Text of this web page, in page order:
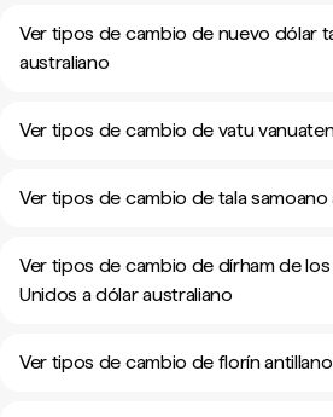
Ver tipos de cambio de nuevo dólar
australiano
Ver tipos de cambio de vatu
Ver tipos de cambio de tala samoano
Ver tipos de cambio de dírham de
Unidos a dólar australiano
Ver tipos de cambio de florín